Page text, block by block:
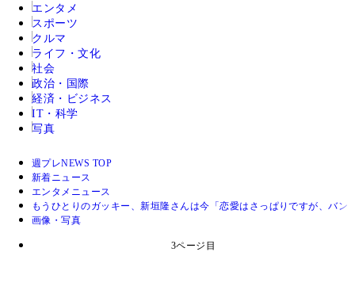
エンタメ
スポーツ
クルマ
ライフ・文化
社会
政治・国際
経済・ビジネス
IT・科学
写真
週プレNEWS TOP
新着ニュース
エンタメニュース
もうひとりのガッキー、新垣隆さんは今「恋愛はさっぱりですが、バン
画像・写真
3ページ目